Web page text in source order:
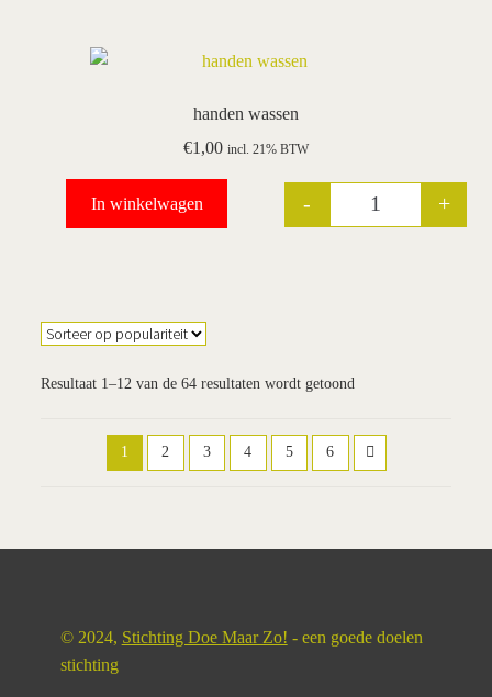
handen wassen
€1,00 incl. 21% BTW
Quantity
- +
In winkelwagen
Resultaat 1–12 van de 64 resultaten wordt getoond
1 2 3 4 5 6
© 2024, Stichting Doe Maar Zo! - een goede doelen
stichting